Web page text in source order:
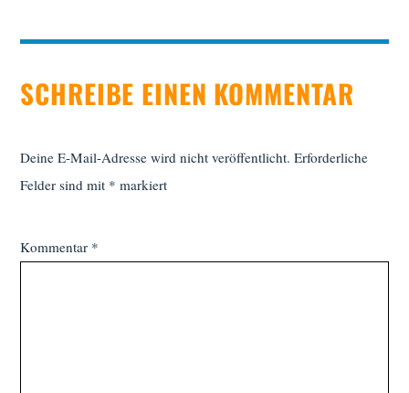
SCHREIBE EINEN KOMMENTAR
Deine E-Mail-Adresse wird nicht veröffentlicht. Erforderliche
Felder sind mit * markiert
Kommentar *